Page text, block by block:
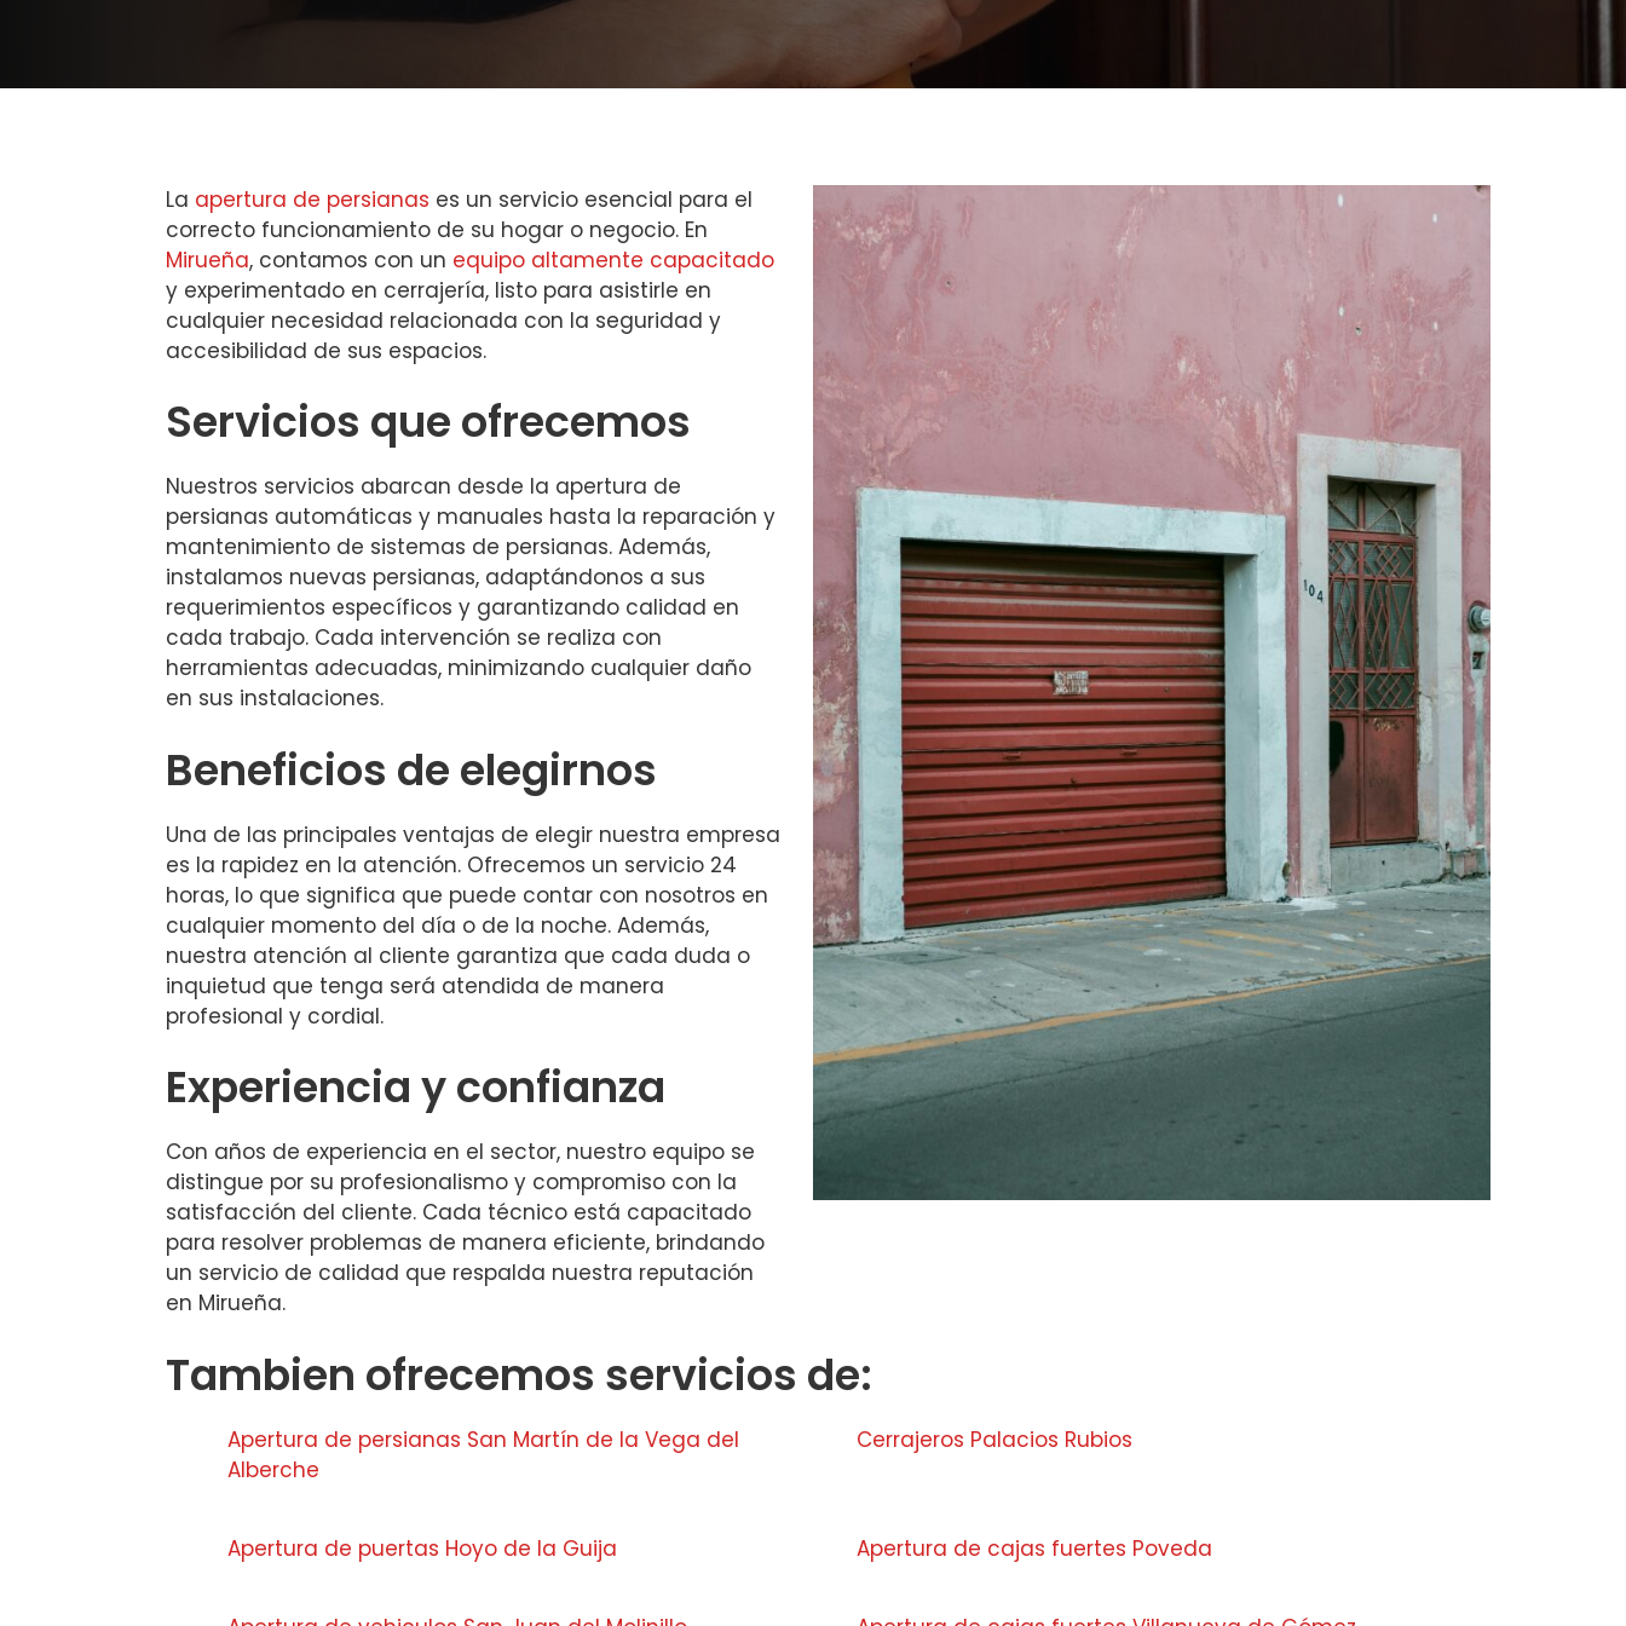
La apertura de persianas es un servicio esencial para el
correcto funcionamiento de su hogar o negocio. En
Mirueña, contamos con un equipo altamente capacitado
y experimentado en cerrajería, listo para asistirle en
cualquier necesidad relacionada con la seguridad y
accesibilidad de sus espacios.
Servicios que ofrecemos
Nuestros servicios abarcan desde la apertura de
persianas automáticas y manuales hasta la reparación y
mantenimiento de sistemas de persianas. Además,
instalamos nuevas persianas, adaptándonos a sus
requerimientos específicos y garantizando calidad en
cada trabajo. Cada intervención se realiza con
herramientas adecuadas, minimizando cualquier daño
en sus instalaciones.
Beneficios de elegirnos
Una de las principales ventajas de elegir nuestra empresa
es la rapidez en la atención. Ofrecemos un servicio 24
horas, lo que significa que puede contar con nosotros en
cualquier momento del día o de la noche. Además,
nuestra atención al cliente garantiza que cada duda o
inquietud que tenga será atendida de manera
profesional y cordial.
Experiencia y confianza
Con años de experiencia en el sector, nuestro equipo se
distingue por su profesionalismo y compromiso con la
satisfacción del cliente. Cada técnico está capacitado
para resolver problemas de manera eficiente, brindando
un servicio de calidad que respalda nuestra reputación
en Mirueña.
Tambien ofrecemos servicios de:
Apertura de persianas San Martín de la Vega del
Alberche
Cerrajeros Palacios Rubios
Apertura de puertas Hoyo de la Guija Apertura de cajas fuertes Poveda